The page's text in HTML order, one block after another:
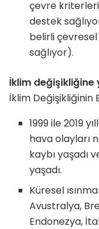
çevre
destek
belirli
sağlıyor).
İklim değişikliğine
İklim Değişikliğinin
1999 ile 2019
hava olayları
kaybı yaşadı
yaşadı.
Küresel
Avustralya,
Endonezya,